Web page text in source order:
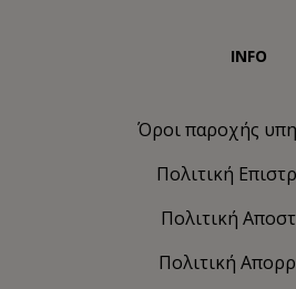
INFO
Όροι παροχής
Πολιτική
Πολιτική
Πολιτική